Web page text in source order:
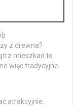
z drewna?
mieszkań to
więc tradycyjne
atrakcyjnie.